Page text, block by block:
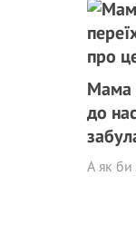
Мама
до
А як би